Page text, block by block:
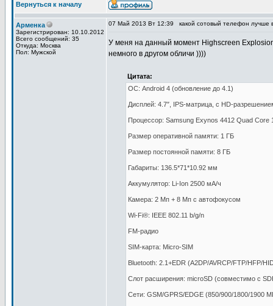
Вернуться к началу
Арменка
Зарегистрирован: 10.10.2012
Всего сообщений: 35
Откуда: Москва
Пол: Мужской
07 Май 2013 Вт 12:39 какой сотовый телефон лучше
У меня на данный момент Highscreen
немного в другом обличи ))))
Цитата:
ОС: Android 4 (обновление до 4.1)
Дисплей: 4.7″, IPS-матрица, с HD-
Процессор: Samsung Exynos 4412 Quad Core
Размер оперативной памяти: 1 ГБ
Размер постоянной памяти: 8 ГБ
Габариты: 136.5*71*10.92 мм
Аккумулятор: Li-Ion 2500 мА/ч
Камера: 2 Мп + 8 Мп с автофокусом
Wi-Fi®: IEEE 802.11 b/g/n
FM-радио
SIM-карта: Micro-SIM
Bluetooth: 2.1+EDR (A2DP/AVRCP/FTP/HFP/
Слот расширения: microSD (совместимо с
Сети: GSM/GPRS/EDGE (850/900/1800/1900